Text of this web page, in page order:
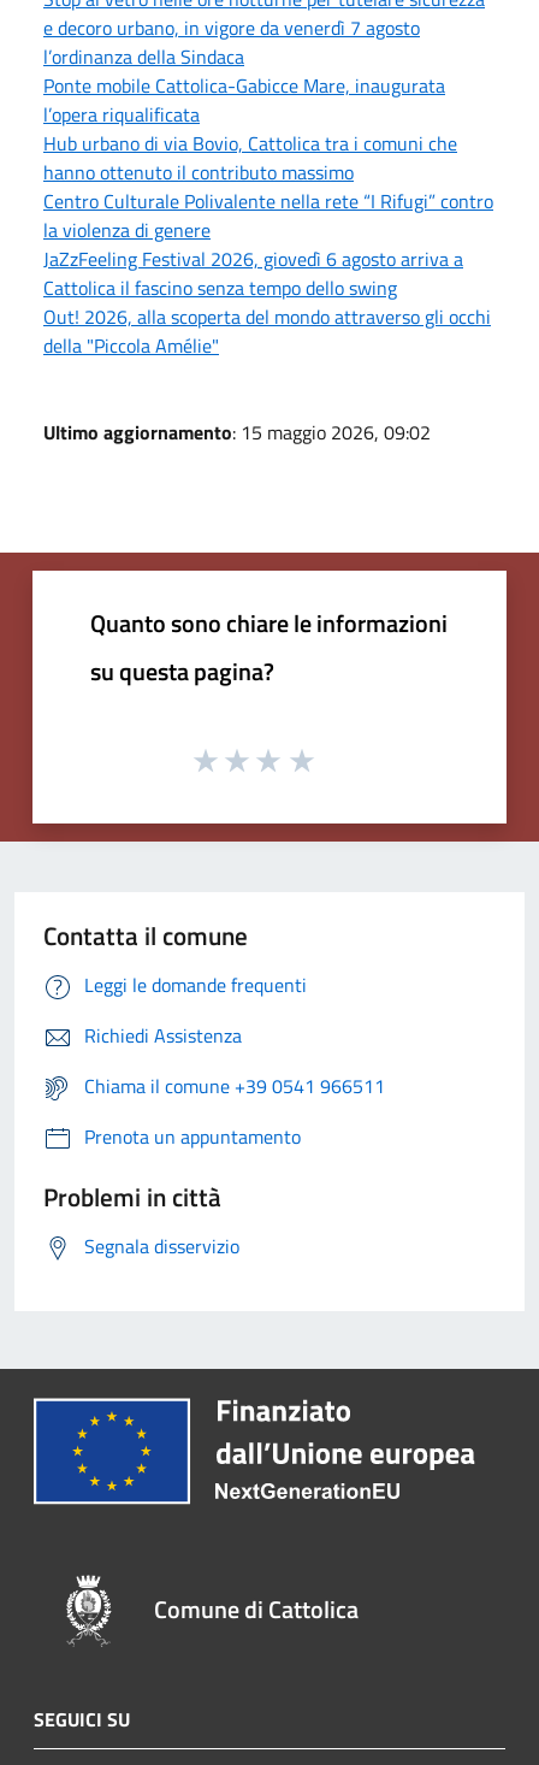
e decoro urbano, in vigore da venerdì 7 agosto
l’ordinanza della Sindaca
Ponte mobile Cattolica-Gabicce Mare, inaugurata
l’opera riqualificata
Hub urbano di via Bovio, Cattolica tra i comuni che
hanno ottenuto il contributo massimo
Centro Culturale Polivalente nella rete “I Rifugi” contro
la violenza di genere
JaZzFeeling Festival 2026, giovedì 6 agosto arriva a
Cattolica il fascino senza tempo dello swing
Out! 2026, alla scoperta del mondo attraverso gli occhi
della "Piccola Amélie"
Ultimo aggiornamento: 15 maggio 2026, 09:02
Quanto sono chiare le informazioni
su questa pagina?
Contatta il comune
Leggi le domande frequenti
Richiedi Assistenza
Chiama il comune +39 0541 966511
Prenota un appuntamento
Problemi in città
Segnala disservizio
Comune di Cattolica
SEGUICI SU